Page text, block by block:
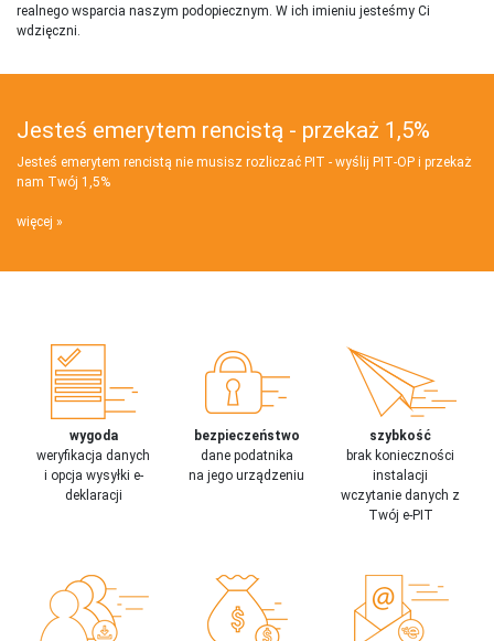
realnego wsparcia naszym podopiecznym. W ich imieniu jesteśmy Ci
wdzięczni.
Jesteś emerytem rencistą - przekaż 1,5%
Jesteś emerytem rencistą nie musisz rozliczać PIT - wyślij PIT‑OP i przekaż
nam Twój 1,5%
więcej
wygoda
weryfikacja danych
i opcja wysyłki e-
deklaracji
bezpieczeństwo
dane podatnika
na jego urządzeniu
szybkość
brak konieczności
instalacji
wczytanie danych z
Twój e-PIT